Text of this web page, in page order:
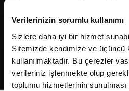
Verilerinizin sorumlu kullanımı
Sizlere daha iyi bir hizmet
Sitemizde kendimize ve üçüncü
kullanılmaktadır. Bu çerezler
verileriniz işlenmekte olup
toplumu hizmetlerinin sunulması
2026Fikriyat. Tüm hakları saklıdır.